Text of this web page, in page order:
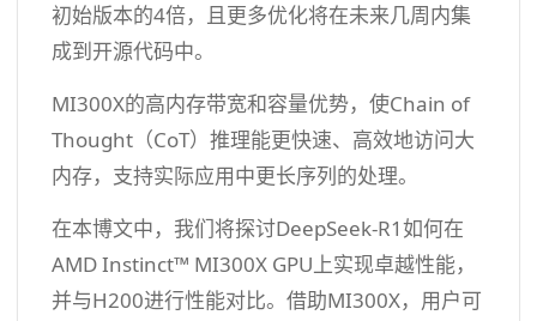
初始版本的4倍，且更多优化将在未来几周内集
成到开源代码中。
MI300X的高内存带宽和容量优势，使Chain of
Thought（CoT）推理能更快速、高效地访问大
内存，支持实际应用中更长序列的处理。
在本博文中，我们将探讨DeepSeek-R1如何在
AMD Instinct™ MI300X GPU上实现卓越性能，
并与H200进行性能对比。借助MI300X，用户可